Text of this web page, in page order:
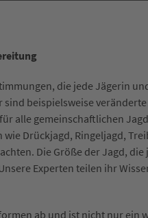
die jede Jägerin
beispielsweise
alle gemeinschaftlichen
Drückjagd, Ringeljagd,
Die Größe der Jagd,
Experten teilen ihr
ab und ist nicht nur ein